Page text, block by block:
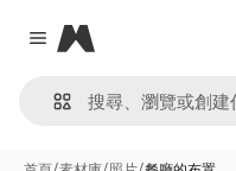
Close menu
Magnific